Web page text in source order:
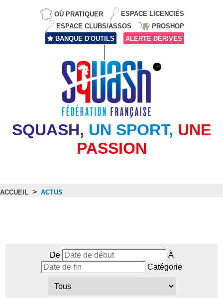
OÙ PRATIQUER
ESPACE LICENCIÉS
ESPACE CLUBS/ASSOS
PROSHOP
BANQUE D'OUTILS
ALERTE DÉRIVES
SQUASH, UN SPORT, UNE
PASSION
ACCUEIL > ACTUS
De
À
Catégorie